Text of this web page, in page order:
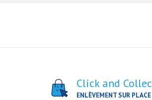
Click and
ENLÈVEMENT SUR PLACE